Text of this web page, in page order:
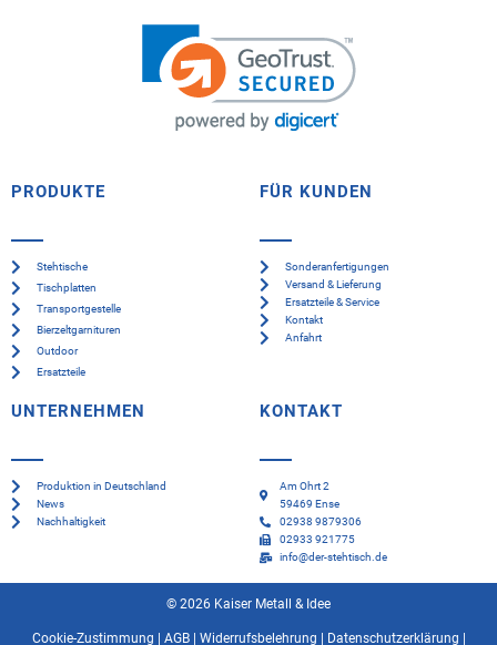
PRODUKTE
Stehtische
Tischplatten
Transportgestelle
Bierzeltgarnituren
Outdoor
Ersatzteile
FÜR KUNDEN
Sonderanfertigungen
Versand & Lieferung
Ersatzteile & Service
Kontakt
Anfahrt
UNTERNEHMEN
Produktion in Deutschland
News
Nachhaltigkeit
KONTAKT
Am Ohrt 2
59469 Ense
02938 9879306
02933 921775
info@der-stehtisch.de
© 2026 Kaiser Metall & Idee
Cookie-Zustimmung AGB| Widerrufsbelehrung Datenschutzerklärung